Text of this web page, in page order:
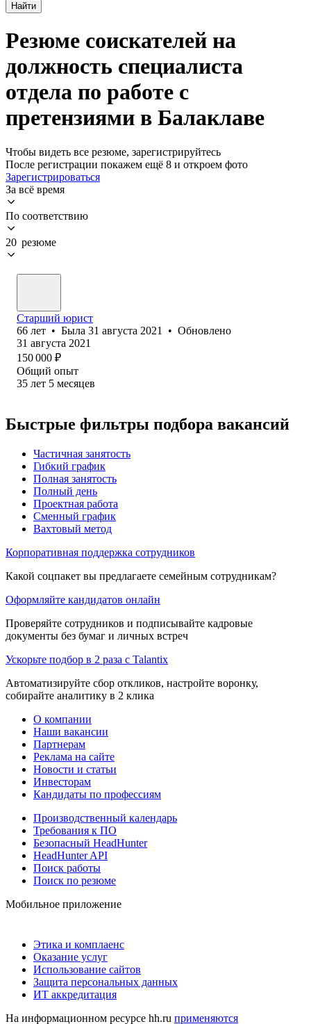
Найти
Резюме соискателей на
должность специалиста
отдела по работе с
претензиями в Балаклаве
Чтобы видеть все резюме, зарегистрируйтесь
После регистрации покажем ещё 8 и откроем фото
Зарегистрироваться
За всё время
По соответствию
20 резюме
Старший юрист
66 лет • Была 31 августа 2021 • Обновлено
31 августа 2021
150 000 ₽
Общий опыт
35 лет 5 месяцев
Быстрые фильтры подбора вакансий
Частичная занятость
Гибкий график
Полная занятость
Полный день
Проектная работа
Сменный график
Вахтовый метод
Корпоративная поддержка сотрудников
Какой соцпакет вы предлагаете семейным сотрудникам?
Оформляйте кандидатов онлайн
Проверяйте сотрудников и подписывайте кадровые
документы без бумаг и личных встреч
Ускорьте подбор в 2 раза с Talantix
Автоматизируйте сбор откликов, настройте воронку,
собирайте аналитику в 2 клика
О компании
Наши вакансии
Партнерам
Реклама на сайте
Новости и статьи
Инвесторам
Кандидаты по профессиям
Производственный календарь
Требования к ПО
Безопасный HeadHunter
HeadHunter API
Поиск работы
Поиск по резюме
Мобильное приложение
Этика и комплаенс
Оказание услуг
Использование сайтов
Защита персональных данных
ИТ аккредитация
На информационном ресурсе hh.ru применяются